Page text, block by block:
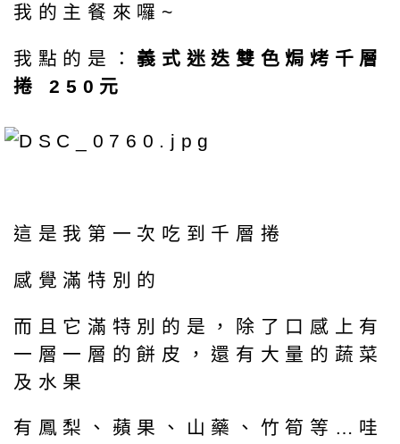
我的主餐來囉~
我點的是： 義式迷迭雙色焗烤千層
捲 250元
這是我第一次吃到千層捲
感覺滿特別的
而且它滿特別的是，除了口感上有
一層一層的餅皮，還有大量的蔬菜
及水果
有鳳梨、蘋果、山藥、竹筍等…哇